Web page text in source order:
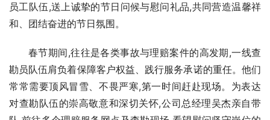
员工队伍,送上诚挚的节日问候与慰问礼品,共同营造温馨祥
和、团结奋进的节日氛围。
春节期间,往往是各类事故与理赔案件的高发期,一线查
勘员队伍肩负着保障客户权益、践行服务承诺的重任。他们
常常需要顶风冒雪、不畏严寒,第一时间赶赴现场。为表达
对查勘队伍的崇高敬意和深切关怀,公司总经理吴杰亲自带